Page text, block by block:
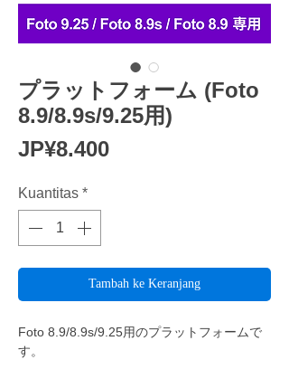
プラットフォーム (Foto
8.9/8.9s/9.25用)
JP¥8.400Harga
Kuantitas *
Tambah ke Keranjang
Foto 8.9/8.9s/9.25用のプラットフォームで
す。